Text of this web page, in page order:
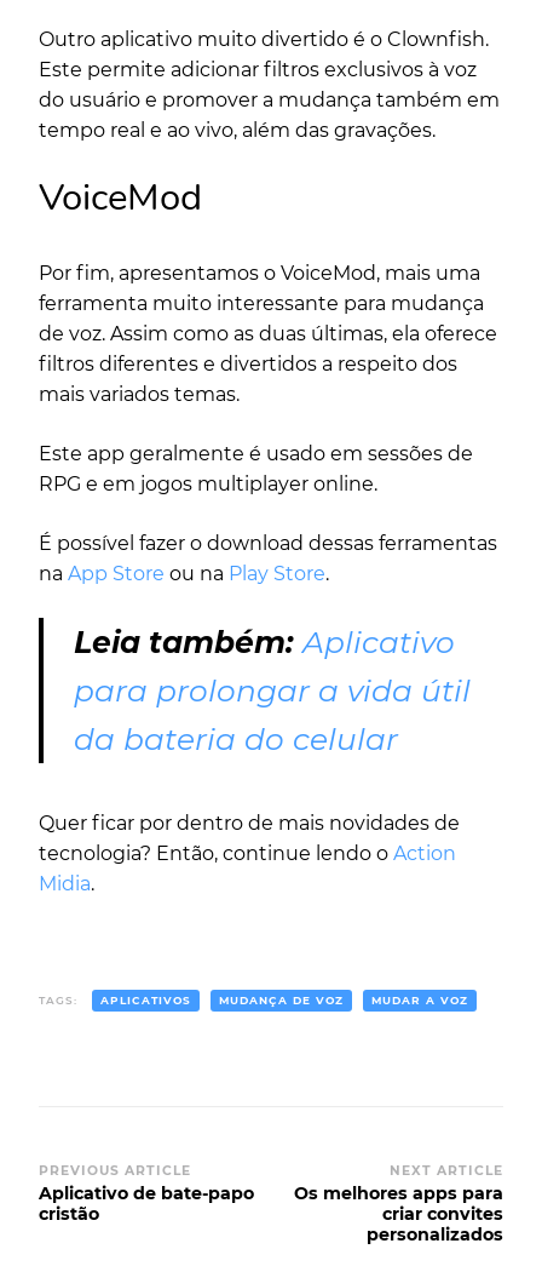
Outro aplicativo muito divertido é o Clownfish.
Este permite adicionar filtros exclusivos à voz
do usuário e promover a mudança também em
tempo real e ao vivo, além das gravações.
VoiceMod
Por fim, apresentamos o VoiceMod, mais uma
ferramenta muito interessante para mudança
de voz. Assim como as duas últimas, ela oferece
filtros diferentes e divertidos a respeito dos
mais variados temas.
Este app geralmente é usado em sessões de
RPG e em jogos multiplayer online.
É possível fazer o download dessas ferramentas
na App Store ou na Play Store.
Leia também: Aplicativo
para prolongar a vida útil
da bateria do celular
Quer ficar por dentro de mais novidades de
tecnologia? Então, continue lendo o Action
Midia.
TAGS: APLICATIVOS MUDANÇA DE VOZ MUDAR A VOZ
PREVIOUS ARTICLE
Aplicativo de bate-papo
cristão
NEXT ARTICLE
Os melhores apps para
criar convites
personalizados